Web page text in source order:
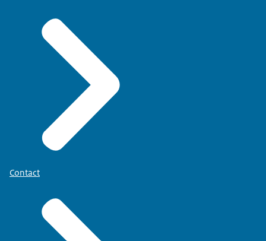
Contact